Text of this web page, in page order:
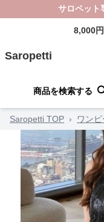
サロペット
8,000
Saropetti
商品を検索する
Saropetti TOP › ワン